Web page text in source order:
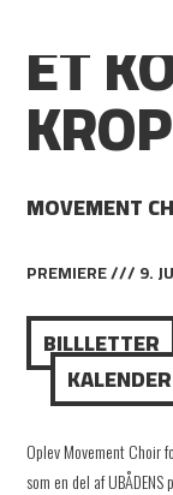
ET
MOVEMENT
PREMIERE /// 9.
BILLLETTER
KALENDER
Oplev Movement Choir
som en del af